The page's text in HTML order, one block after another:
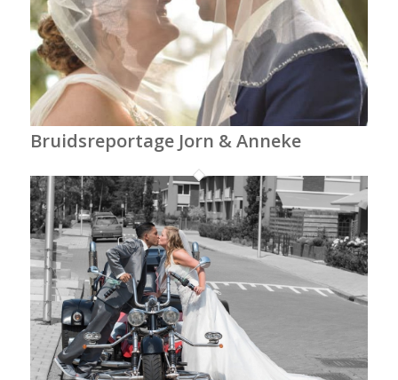
Bruidsreportage Jorn & Anneke